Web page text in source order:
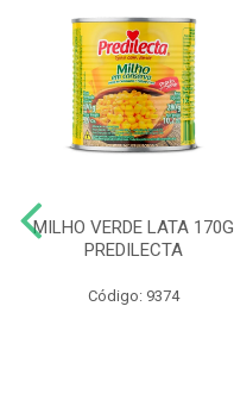
MILHO VERDE LATA 170G
PREDILECTA
Código: 9374